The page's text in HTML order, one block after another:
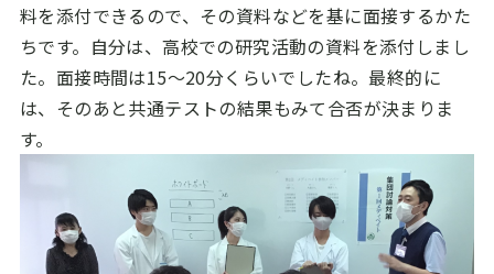
料を添付できるので、その資料などを基に面接するかた
ちです。自分は、高校での研究活動の資料を添付しまし
た。面接時間は15～20分くらいでしたね。最終的に
は、そのあと共通テストの結果もみて合否が決まりま
す。